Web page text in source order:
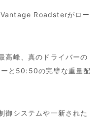
Roadsterがロー
高峰、真のドライバーの
と50:50の完璧な重量配
御システムや一新された